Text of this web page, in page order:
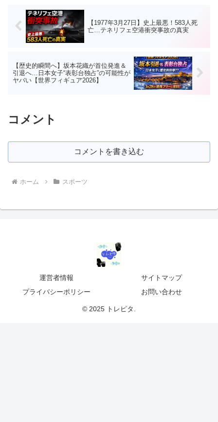
【1977年3月27日】史上最悪！583人死
亡…テネリフェ空港衝突事故の真実
【歴史的瞬間へ】坂本花織が首位発進＆
引退へ…日本女子“表彰台独占”の可能性が
ヤバい【世界フィギュア2026】
コメント
コメントを書き込む
ホーム スポーツ
運営者情報
サイトマップ
プライバシーポリシー
お問い合わせ
© 2025 トレピタ.